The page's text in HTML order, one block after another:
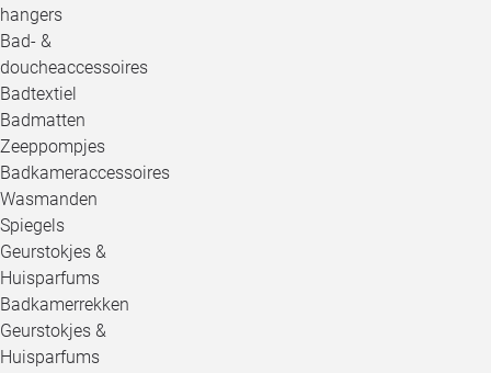
hangers
Bad- &
doucheaccessoires
Badtextiel
Badmatten
Zeeppompjes
Badkameraccessoires
Wasmanden
Spiegels
Geurstokjes &
Huisparfums
Badkamerrekken
Geurstokjes &
Huisparfums